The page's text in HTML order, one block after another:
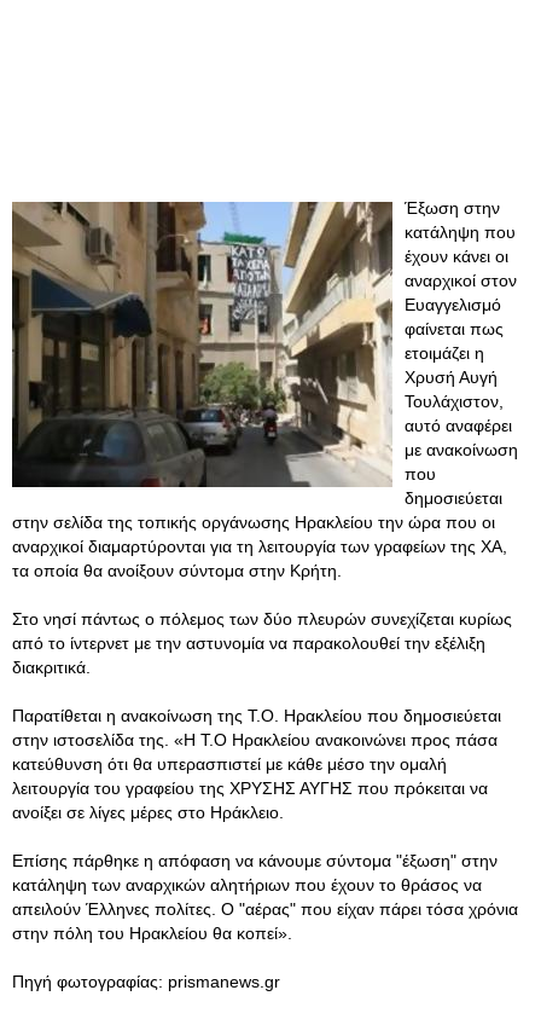
Έξωση στην
κατάληψη που
έχουν κάνει οι
αναρχικοί στον
Ευαγγελισμό
φαίνεται πως
ετοιμάζει η
Χρυσή Αυγή
Τουλάχιστον,
αυτό αναφέρει
με ανακοίνωση
που
δημοσιεύεται
στην σελίδα της τοπικής οργάνωσης Ηρακλείου την ώρα που οι
αναρχικοί διαμαρτύρονται για τη λειτουργία των γραφείων της ΧΑ,
τα οποία θα ανοίξουν σύντομα στην Κρήτη.
Στο νησί πάντως ο πόλεμος των δύο πλευρών συνεχίζεται κυρίως
από το ίντερνετ με την αστυνομία να παρακολουθεί την εξέλιξη
διακριτικά.
Παρατίθεται η ανακοίνωση της Τ.Ο. Ηρακλείου που δημοσιεύεται
στην ιστοσελίδα της. «Η Τ.Ο Ηρακλείου ανακοινώνει προς πάσα
κατεύθυνση ότι θα υπερασπιστεί με κάθε μέσο την ομαλή
λειτουργία του γραφείου της ΧΡΥΣΗΣ ΑΥΓΗΣ που πρόκειται να
ανοίξει σε λίγες μέρες στο Ηράκλειο.
Επίσης πάρθηκε η απόφαση να κάνουμε σύντομα "έξωση" στην
κατάληψη των αναρχικών αλητήριων που έχουν το θράσος να
απειλούν Έλληνες πολίτες. Ο "αέρας" που είχαν πάρει τόσα χρόνια
στην πόλη του Ηρακλείου θα κοπεί».
Πηγή φωτογραφίας: prismanews.gr